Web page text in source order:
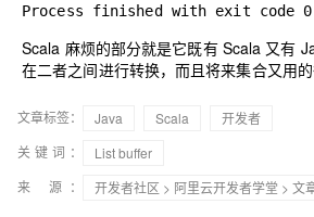
Process finished with exit code 0
Scala 麻烦的部分就是它既有 Scala 又有
在二者之间进行转换，而且将来集合又用的
文章标签： Java Scala
开发者
关键词：
List buffer
来 源：
开发者社区 > 阿里云开发者学堂 > 文